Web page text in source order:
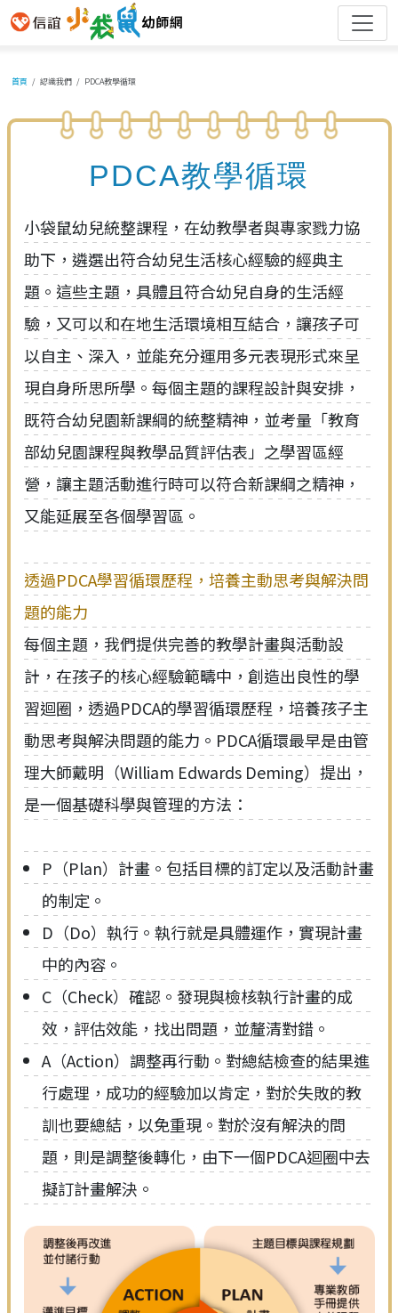
首頁 認識我們 PDCA教學循環
PDCA教學循環
小袋鼠幼兒統整課程，在幼教學者與專家戮力協
助下，遴選出符合幼兒生活核心經驗的經典主
題。這些主題，具體且符合幼兒自身的生活經
驗，又可以和在地生活環境相互結合，讓孩子可
以自主、深入，並能充分運用多元表現形式來呈
現自身所思所學。每個主題的課程設計與安排，
既符合幼兒園新課綱的統整精神，並考量「教育
部幼兒園課程與教學品質評估表」之學習區經
營，讓主題活動進行時可以符合新課綱之精神，
又能延展至各個學習區。
透過PDCA學習循環歷程，培養主動思考與解決問
題的能力
每個主題，我們提供完善的教學計畫與活動設
計，在孩子的核心經驗範疇中，創造出良性的學
習迴圈，透過PDCA的學習循環歷程，培養孩子主
動思考與解決問題的能力。PDCA循環最早是由管
理大師戴明（William Edwards Deming）提出，
是一個基礎科學與管理的方法：
P（Plan）計畫。包括目標的訂定以及活動計畫
的制定。
D（Do）執行。執行就是具體運作，實現計畫
中的內容。
C（Check）確認。發現與檢核執行計畫的成
效，評估效能，找出問題，並釐清對錯。
A（Action）調整再行動。對總結檢查的結果進
行處理，成功的經驗加以肯定，對於失敗的教
訓也要總結，以免重現。對於沒有解決的問
題，則是調整後轉化，由下一個PDCA迴圈中去
擬訂計畫解決。